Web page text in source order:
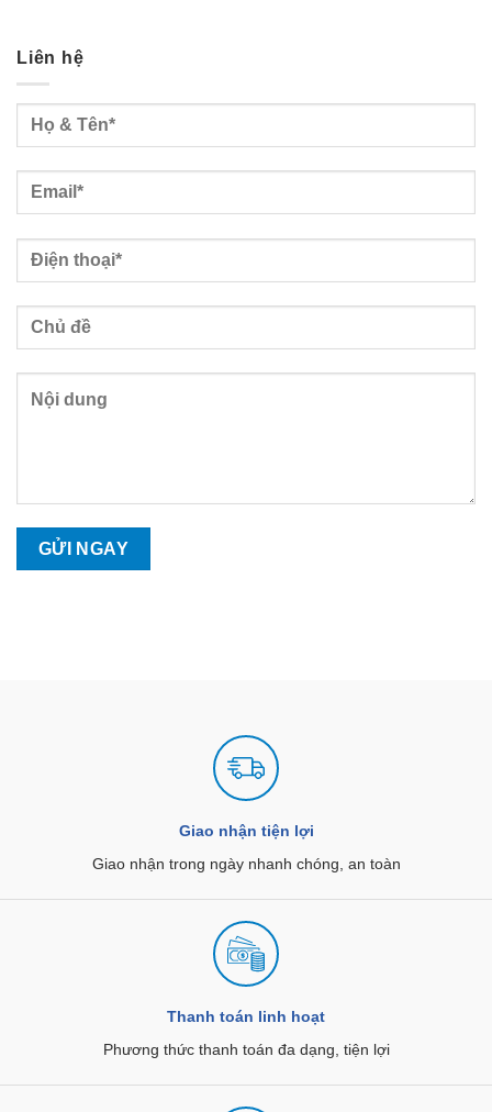
Liên hệ
Giao nhận tiện lợi
Giao nhận trong ngày nhanh chóng, an toàn
Thanh toán linh hoạt
Phương thức thanh toán đa dạng, tiện lợi